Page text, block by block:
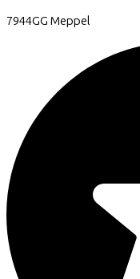
7944GG Meppel